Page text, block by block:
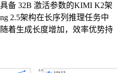
备 32B 激活参数的KIMI K2架
2.5架构在长序列推理任务中
着生成长度增加，效率优势持